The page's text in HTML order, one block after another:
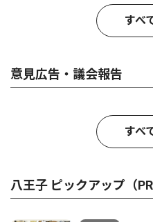
すべ
意見広告・議会報告
すべ
八王子 ピックアップ（